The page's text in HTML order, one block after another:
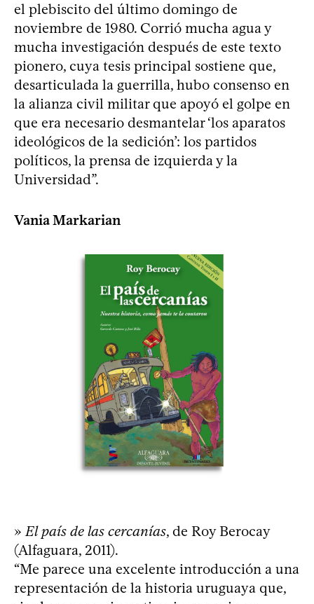
el plebiscito del último domingo de
noviembre de 1980. Corrió mucha agua y
mucha investigación después de este texto
pionero, cuya tesis principal sostiene que,
desarticulada la guerrilla, hubo consenso en
la alianza civil militar que apoyó el golpe en
que era necesario desmantelar ‘los aparatos
ideológicos de la sedición’: los partidos
políticos, la prensa de izquierda y la
Universidad”.
Vania Markarian
»El país de las cercanías, de Roy Berocay
(Alfaguara, 2011).
“Me parece una excelente introducción a una
representación de la historia uruguaya que,